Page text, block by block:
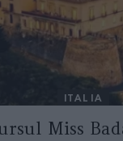
ITALIA
Miss